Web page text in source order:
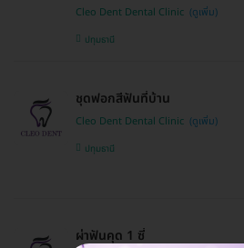
Cleo Dent Dental Clinic
ปทุมธานี
ชุดฟอกสีฟันที่บ้าน
Cleo Dent Dental Clinic
ปทุมธานี
ผ่าฟันคุด 1 ซี่